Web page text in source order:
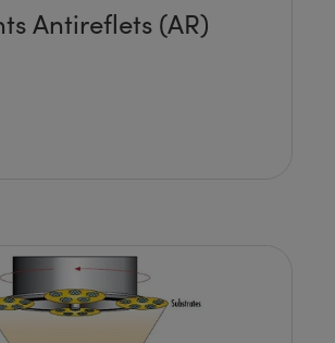
Antireflets (AR)